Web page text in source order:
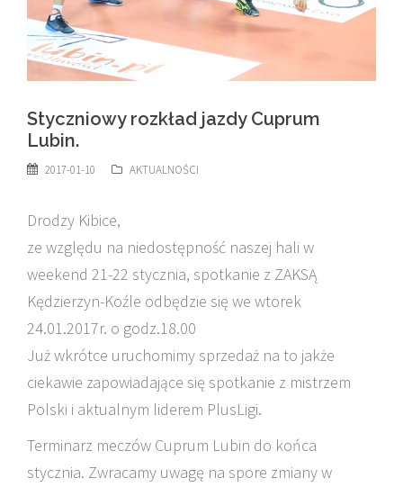
Styczniowy rozkład jazdy Cuprum
Lubin.
2017-01-10 AKTUALNOŚCI
Drodzy Kibice,
ze względu na niedostępność naszej hali w
weekend 21-22 stycznia, spotkanie z ZAKSĄ
Kędzierzyn-Koźle odbędzie się we wtorek
24.01.2017r. o godz.18.00
Już wkrótce uruchomimy sprzedaż na to jakże
ciekawie zapowiadające się spotkanie z mistrzem
Polski i aktualnym liderem PlusLigi.
Terminarz meczów Cuprum Lubin do końca
stycznia. Zwracamy uwagę na spore zmiany w